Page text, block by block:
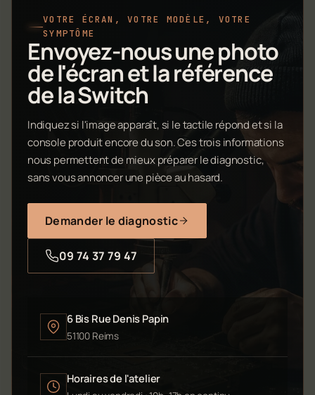
VOTRE ÉCRAN, VOTRE MODÈLE, VOTRE
SYMPTÔME
Envoyez-nous une photo
de l'écran et la référence
de la Switch
Indiquez si l'image apparaît, si le tactile répond et si la
console produit encore du son. Ces trois informations
nous permettent de mieux préparer le diagnostic,
sans vous annoncer une pièce au hasard.
Demander le diagnostic
09 74 37 79 47
6 Bis Rue Denis Papin
51100 Reims
Horaires de l'atelier